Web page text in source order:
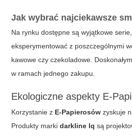
Jak wybrać najciekawsze
Na rynku dostępne są wyjątkowe
eksperymentować z poszczególnymi
kawowe czy czekoladowe.
w ramach jednego zakupu.
Ekologiczne aspekty E-
Korzystanie z E-Papierosów zyskuje
Produkty markidarkline lq są